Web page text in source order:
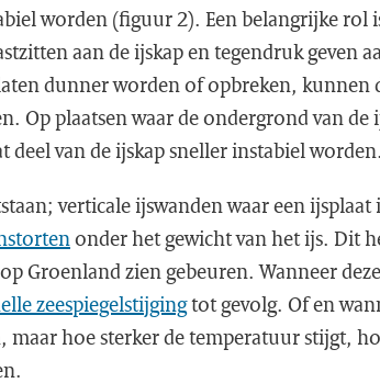
worden (figuur 2). Een belangrijke rol
aan de ijskap en tegendruk geven
dunner worden of opbreken, kunnen
Op plaatsen waar de ondergrond van de
deel van de ijskap sneller instabiel worden.
verticale ijswanden waar een ijsplaat
onder het gewicht van het ijs. Dit
Groenland zien gebeuren. Wanneer
zeespiegelstijgingtot gevolg. Of en
maar hoe sterker de temperatuur stijgt,